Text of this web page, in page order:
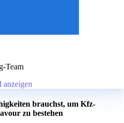
Team
anzeigen
brauchst, um Kfz-
zu bestehen